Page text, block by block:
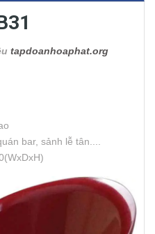
tapdoanhoaphat.org
bar, sảnh lễ tân....